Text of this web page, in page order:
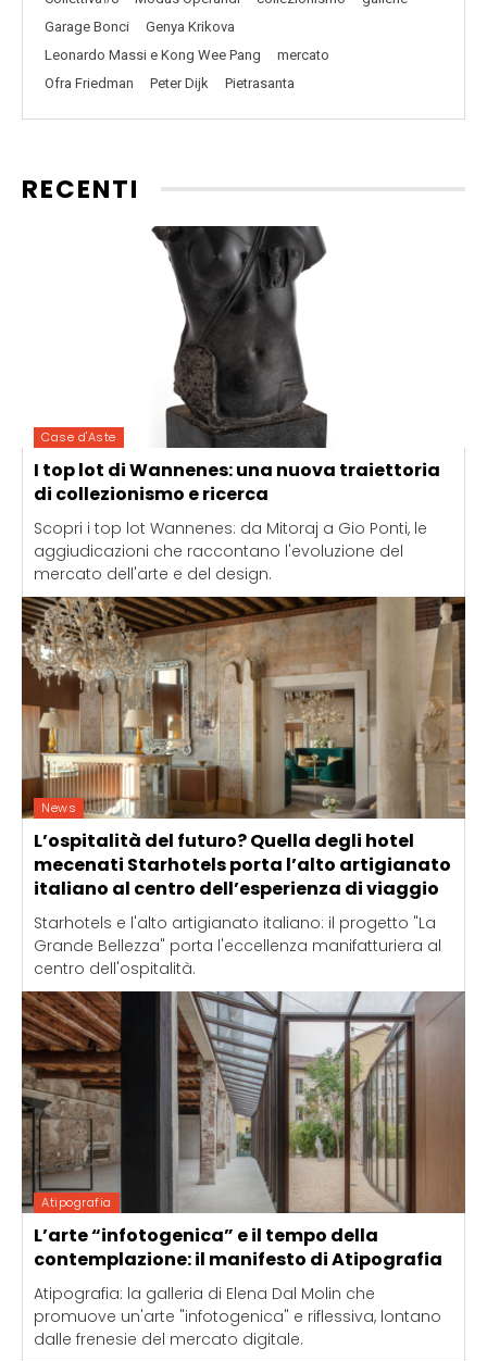
Garage Bonci
Genya Krikova
Leonardo Massi e Kong Wee Pang
mercato
Ofra Friedman
Peter Dijk Pietrasanta
RECENTI
Case d'Aste
I top lot di Wannenes: una nuova traiettoria
di collezionismo e ricerca
Scopri i top lot Wannenes: da Mitoraj a Gio Ponti, le
aggiudicazioni che raccontano l'evoluzione del
mercato dell'arte e del design.
News
L’ospitalità del futuro? Quella degli hotel
mecenati Starhotels porta l’alto artigianato
italiano al centro dell’esperienza di viaggio
Starhotels e l'alto artigianato italiano: il progetto "La
Grande Bellezza" porta l'eccellenza manifatturiera al
centro dell'ospitalità.
Atipografia
L’arte “infotogenica” e il tempo della
contemplazione: il manifesto di Atipografia
Atipografia: la galleria di Elena Dal Molin che
promuove un'arte "infotogenica" e riflessiva, lontano
dalle frenesie del mercato digitale.